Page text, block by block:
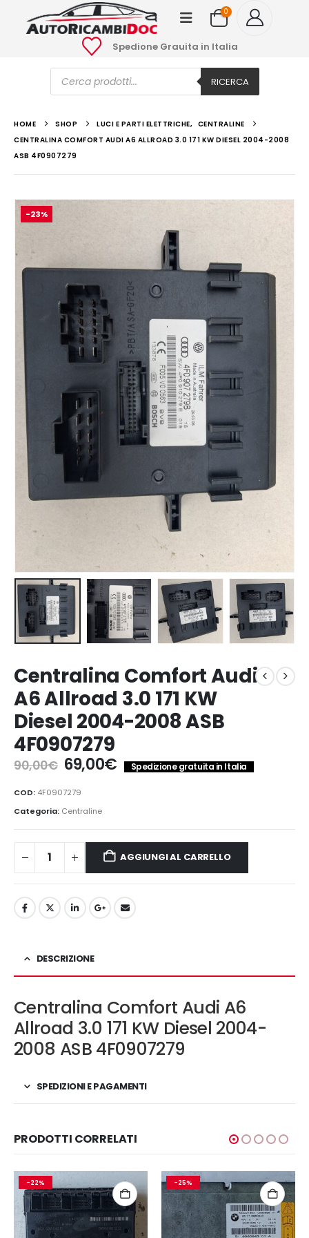
0
Spedione Grauita in Italia
Ricerca
prodotti RICERCA
HOME SHOP LUCI E PARTI ELETTRICHE, CENTRALINE
CENTRALINA COMFORT AUDI A6 ALLROAD 3.0 171 KW DIESEL 2004-2008
ASB 4F0907279
-23%
Centralina Comfort Audi
A6 Allroad 3.0 171 KW
Diesel 2004-2008 ASB
4F0907279
90,00€ Il
prezzo
originale
era:
90,00€.
69,00€Il
prezzo
69,00€.
Spedizione gratuita in Italia
COD: 4F0907279
Categoria: Centraline
AGGIUNGI AL CARRELLO
DESCRIZIONE
Centralina Comfort Audi A6
Allroad 3.0 171 KW Diesel 2004-
2008 ASB 4F0907279
SPEDIZIONI E PAGAMENTI
PRODOTTI CORRELATI
-22% -25%